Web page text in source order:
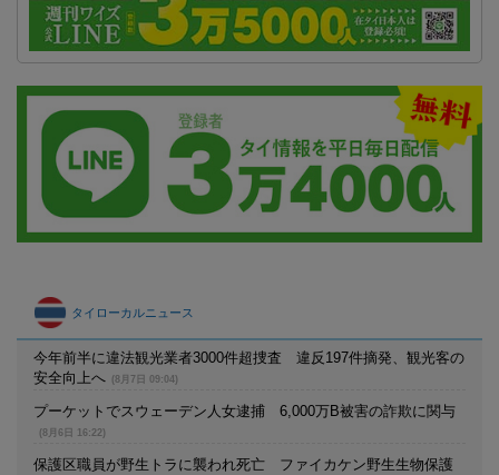
タイローカルニュース
今年前半に違法観光業者3000件超捜査 違反197件摘発、観光客の
安全向上へ
(8月7日 09:04)
プーケットでスウェーデン人女逮捕 6,000万B被害の詐欺に関与
(8月6日 16:22)
保護区職員が野生トラに襲われ死亡 ファイカケン野生生物保護